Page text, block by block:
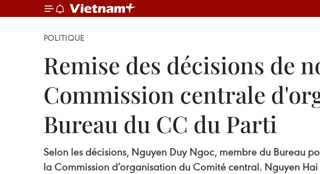
POLITIQUE
Remise des décisions de
Commission centrale
Bureau du CC du Parti
Selon les décisions, Nguyen Duy Ngoc, membre du Bureau
la Commission d’organisation du Comité central. Nguyen